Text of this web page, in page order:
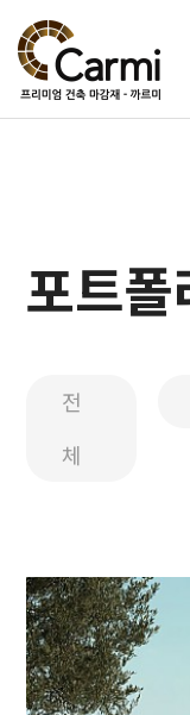
포트폴
전
체